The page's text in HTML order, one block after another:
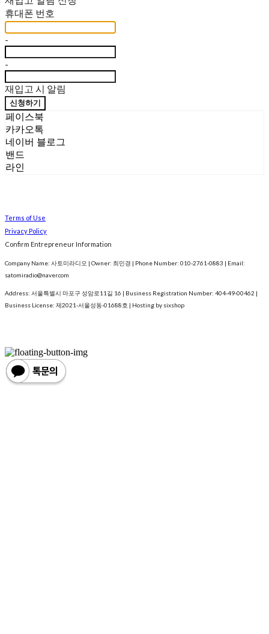
휴대폰 번호
-
-
재입고 시 알림
신청하기
페이스북
카카오톡
네이버 블로그
밴드
라인
Terms of Use
Privacy Policy
Confirm Entrepreneur Information
Company Name: 사토미라디오 | Owner: 최민경 | Phone Number: 010-2761-0883 | Email:
satomiradio@naver.com
Address: 서울특별시 마포구 성암로11길 16 | Business Registration Number: 404-49-00462 |
Business License: 제2021-서울성동-01688호 | Hosting by sixshop